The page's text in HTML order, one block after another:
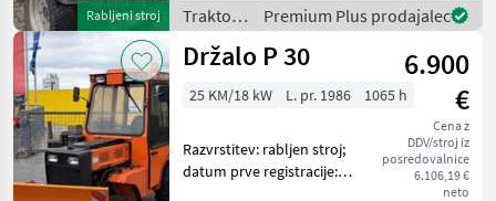
Rabljeni stroj
Sammelbehälter mit
Sauggebläse,
Traktor /
Holder
Premium Plus prodajalec
Držalo P 30
6.900
€
Cena z
DDV/stroj iz
posredovalnice
6.106,19 €
neto
25 KM/18 kW L. pr. 1986 1065 h
Razvrstitev: rabljen stroj;
datum prve registracije: